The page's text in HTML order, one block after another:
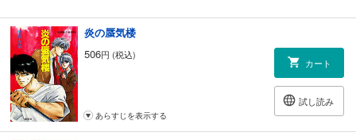
炎の蜃気楼
506円 (税込)
カート
試し読み
あらすじを表示する